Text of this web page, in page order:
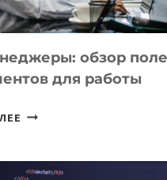
ПОРУЧИТЬ
УЖЕ
СЕГОДНЯобзор
для работы
ТАСК-
ПОЛЕЗНЫХ